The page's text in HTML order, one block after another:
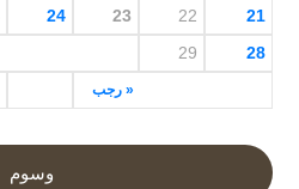
« رجب
21
22
23
24
28
29
وسوم